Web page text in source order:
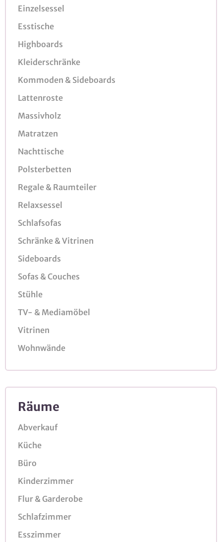
Einzelsessel
Esstische
Highboards
Kleiderschränke
Kommoden & Sideboards
Lattenroste
Massivholz
Matratzen
Nachttische
Polsterbetten
Regale & Raumteiler
Relaxsessel
Schlafsofas
Schränke & Vitrinen
Sideboards
Sofas & Couches
Stühle
TV- & Mediamöbel
Vitrinen
Wohnwände
Räume
Abverkauf
Küche
Büro
Kinderzimmer
Flur & Garderobe
Schlafzimmer
Esszimmer